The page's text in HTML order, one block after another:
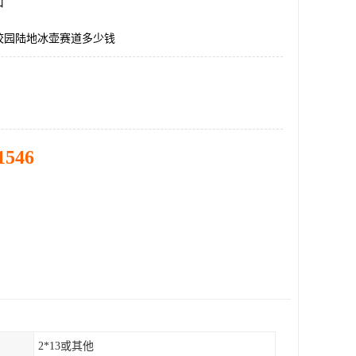
园陆地冰壶赛道多少钱
2*13或其他